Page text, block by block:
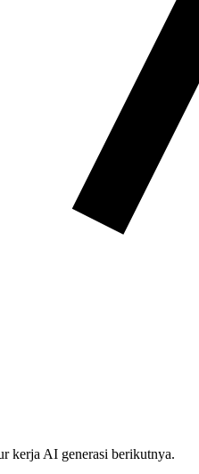
kerja AI generasi berikutnya.